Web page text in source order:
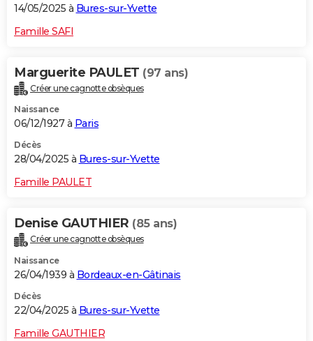
14/05/2025 à Bures-sur-Yvette
Famille SAFI
Marguerite PAULET (97 ans)
Créer une cagnotte obsèques
Naissance
06/12/1927 à Paris
Décès
28/04/2025 à Bures-sur-Yvette
Famille PAULET
Denise GAUTHIER (85 ans)
Créer une cagnotte obsèques
Naissance
26/04/1939 à Bordeaux-en-Gâtinais
Décès
22/04/2025 à Bures-sur-Yvette
Famille GAUTHIER